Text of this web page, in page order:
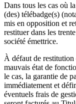
Dans tous les cas où
(des) télébadge(s)
mis en opposition et
restituer dans les
société émettrice.
À défaut de restitution
mauvais état de
le cas, la garantie de
immédiatement et
éventuels frais de